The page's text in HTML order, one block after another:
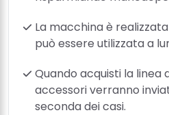
La macchina è
può essere utilizzata a
Quando acquisti la linea
accessori verranno
seconda dei casi.